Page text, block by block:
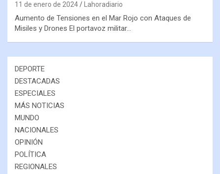
11 de enero de 2024 Lahoradiario
Aumento de Tensiones en el Mar Rojo con Ataques de
Misiles y Drones El portavoz militar…
DEPORTE
DESTACADAS
ESPECIALES
MÁS NOTICIAS
MUNDO
NACIONALES
OPINIÓN
POLÍTICA
REGIONALES